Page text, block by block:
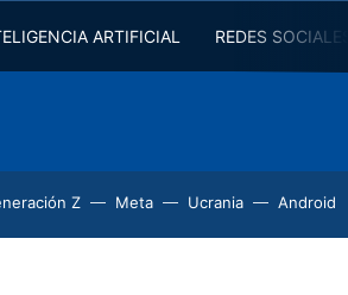
ARTIFICIAL REDES
Z Meta Ucrania Android